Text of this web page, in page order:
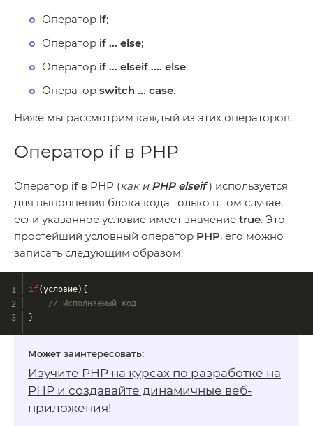
Оператор if;
Оператор if ... else;
Оператор if ... elseif .... else;
Оператор switch ... case.
Ниже мы рассмотрим каждый из этих операторов.
Оператор if в PHP
Оператор if в PHP (как и PHP elseif ) используется
для выполнения блока кода только в том случае,
если указанное условие имеет значение true. Это
простейший условный оператор PHP, его можно
записать следующим образом:
if(условие){
// Исполняемый код
}
Изучите PHP на курсах по разработке на
PHP и создавайте динамичные веб-
приложения!